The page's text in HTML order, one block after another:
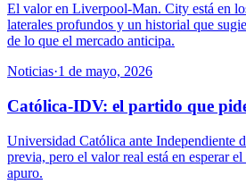
El valor en Liverpool-Man. City está en
laterales profundos y un historial que
de lo que el mercado anticipa.
Noticias·1 de mayo, 2026
Católica-IDV: el partido que
Universidad Católica ante Independiente
previa, pero el valor real está en esperar
apuro.